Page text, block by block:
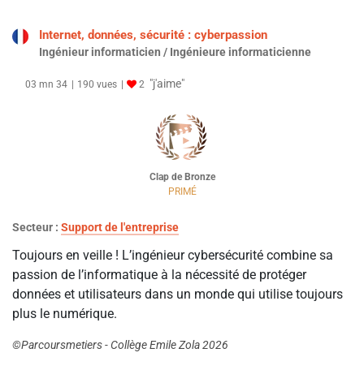
Internet, données, sécurité : cyberpassion
Ingénieur informaticien / Ingénieure informaticienne
03 mn 34 190 vues 2 "j'aime"
Clap de Bronze
PRIMÉ
Secteur : Support de l'entreprise
Toujours en veille ! L’ingénieur cybersécurité combine sa
passion de l’informatique à la nécessité de protéger
données et utilisateurs dans un monde qui utilise toujours
plus le numérique.
©Parcoursmetiers - Collège Emile Zola 2026